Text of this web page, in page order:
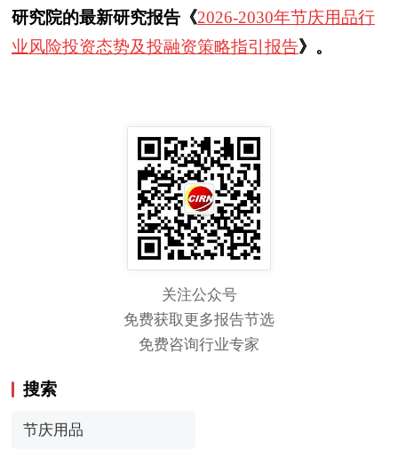
研究院的最新研究报告《2026-2030年节庆用品行
业风险投资态势及投融资策略指引报告》。
关注公众号
免费获取更多报告节选
免费咨询行业专家
搜索
节庆用品